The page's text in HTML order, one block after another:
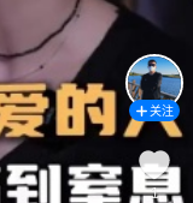
关注
1